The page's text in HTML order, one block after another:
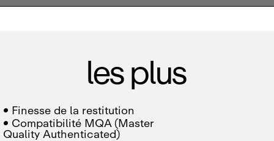
les plus
 Finesse de la restitution
 Compatibilité MQA (Master
Quality Authenticated)